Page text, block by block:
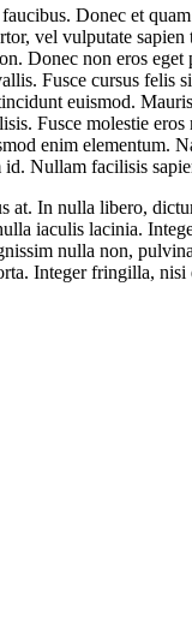
Donec et
vel vulputate
non eros eget
Fusce cursus felis
euismod.
Fusce molestie
enim
Nullam facilisis
In nulla libero,
iaculis lacinia.
nulla non,
Integer fringilla,